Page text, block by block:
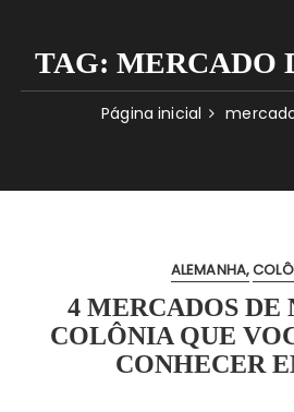
TAG: MERCADO
Página inicial
ALEMANHA
4 MERCADOS DE
COLÔNIA QUE
CONHECER